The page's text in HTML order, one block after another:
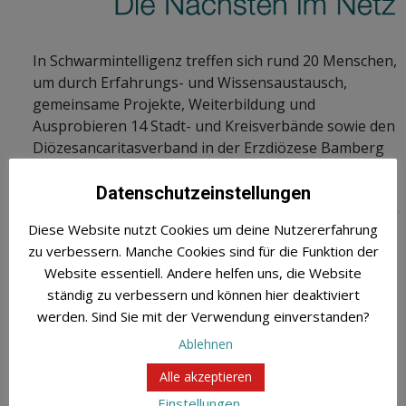
In Schwarmintelligenz treffen sich rund 20 Menschen,
um durch Erfahrungs- und Wissensaustausch,
gemeinsame Projekte, Weiterbildung und
Ausprobieren 14 Stadt- und Kreisverbände sowie den
Diözesancaritasverband in der Erzdiözese Bamberg
Teilnehmenden aus der Projektgruppe […]
Read More »
Du willst informiert bleiben über aktuelle Entwicklungen in
Datenschutzeinstellungen
Diese Website nutzt Cookies um deine Nutzererfahrung
zu verbessern. Manche Cookies sind für die Funktion der
Website essentiell. Andere helfen uns, die Website
ständig zu verbessern und können hier deaktiviert
werden. Sind Sie mit der Verwendung einverstanden?
Ablehnen
Alle akzeptieren